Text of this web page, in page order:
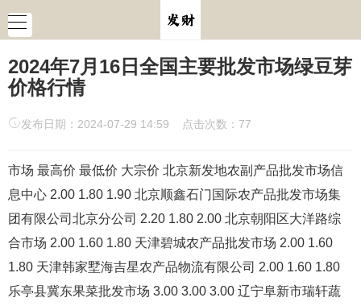
2024年7月16日全国主要批发市场绿豆芽
价格行情
发布日期：2024-07-29 14:59 点击次数：77
市场 最高价 最低价 大宗价 北京新发地农副产品批发市场信
息中心 2.00 1.80 1.90 北京顺鑫石门国际农产品批发市场集
团有限公司北京分公司 2.20 1.80 2.00 北京朝阳区大洋路综
合市场 2.00 1.60 1.80 天津碧城农产品批发市场 2.00 1.60
1.80 天津韩家墅海吉星农产品物流有限公司 2.00 1.60 1.80
乐亭县冀东果菜批发市场 3.00 3.00 3.00 辽宁阜新市瑞轩蔬